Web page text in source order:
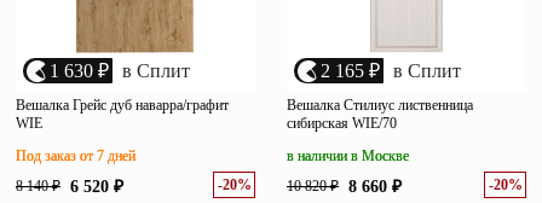
Прихожие
Освещение
О нас
1 630 ₽ в Сплит
Вешалка Грейс дуб наварра/графит
WIE
8 140 ₽ 6 520 ₽ -20%
Под заказ от 7 дней
2 165 ₽ в Сплит
Вешалка Стилиус лиственница
сибирская WIE/70
10 820 ₽ 8 660 ₽ -20%
в наличии в Москве